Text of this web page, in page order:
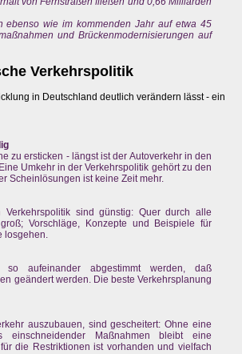
ebenso wie im kommenden Jahr auf etwa 45
und Brückenmodernisierungen auf
Verkehrspolitik
in Deutschland deutlich verändern lässt - ein
zu ersticken - längst ist der Autoverkehr in den
Umkehr in der Verkehrspolitik gehört zu den
Scheinlösungen ist keine Zeit mehr.
sind günstig: Quer durch alle
Vorschläge, Konzepte und Beispiele für
losgehen.
so aufeinander abgestimmt werden, daß
geändert werden. Die beste Verkehrsplanung
auszubauen, sind gescheitert: Ohne eine
einschneidender Maßnahmen bleibt eine
die Restriktionen ist vorhanden und vielfach